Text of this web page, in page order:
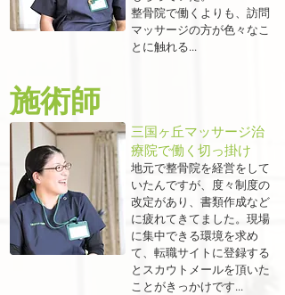
整骨院で働くよりも、訪問
マッサージの方が色々なこ
とに触れる...
​施術師
三国ヶ丘マッサージ治
療院で働く切っ掛け
地元で整骨院を経営をして
いたんですが、度々制度の
改定があり、書類作成など
に疲れてきてました。現場
に集中できる環境を求め
て、転職サイトに登録する
とスカウトメールを頂いた
ことがきっかけです...